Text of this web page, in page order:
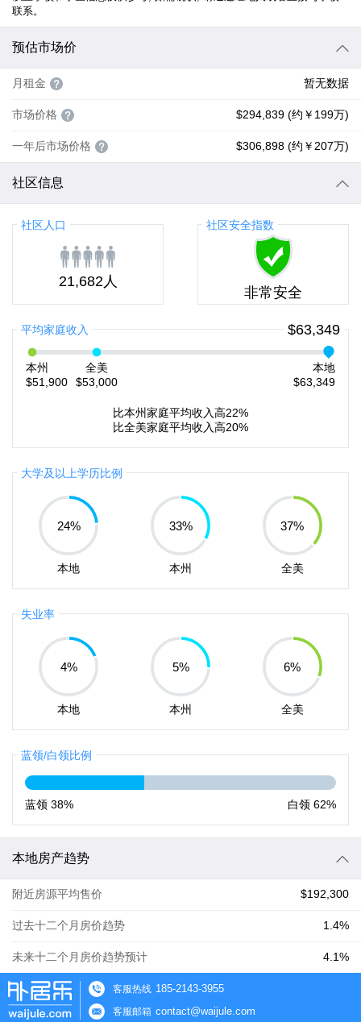
联系。
预估市场价
月租金 暂无数据
市场价格 $294,839 (约￥199万)
一年后市场价格 $306,898 (约￥207万)
社区信息
社区人口
21,682人
社区安全指数
非常安全
平均家庭收入 $63,349
本州
$51,900
全美
$53,000
本地
$63,349
比本州家庭平均收入高22%
比全美家庭平均收入高20%
大学及以上学历比例
24%
本地
33%
本州
37%
全美
失业率
4%
本地
5%
本州
6%
全美
蓝领/白领比例
蓝领 38% 白领 62%
本地房产趋势
附近房源平均售价 $192,300
过去十二个月房价趋势 1.4%
未来十二个月房价趋势预计 4.1%
客服热线 185-2143-3955
客服邮箱 contact@waijule.com